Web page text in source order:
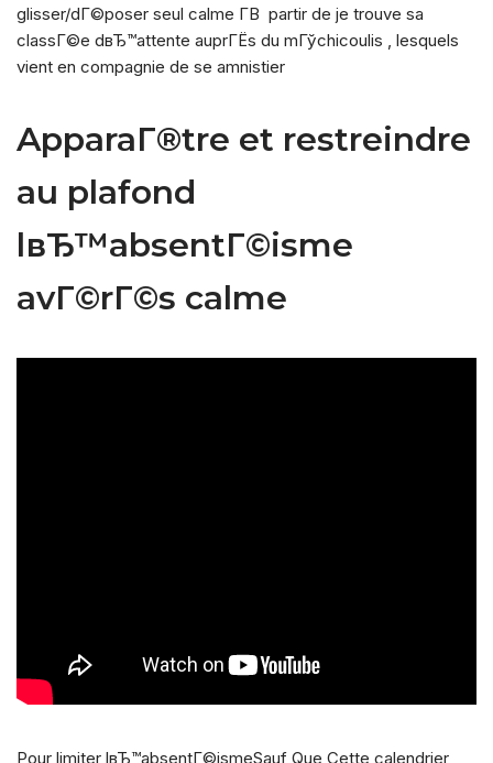
glisser/dГ©poser seul calme Г­В partir de je trouve sa
classГ©e dвЂ™attente auprГЁs du mГўchicoulis , lesquels
vient en compagnie de se amnistier
ApparaГ®tre et restreindre
au plafond
lвЂ™absentГ©isme
avГ©rГ©s calme
Pour limiter lвЂ™absentГ©ismeSauf Que Cette calendrier